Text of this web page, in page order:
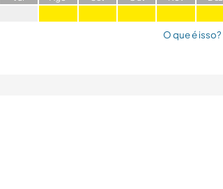
O que é isso?